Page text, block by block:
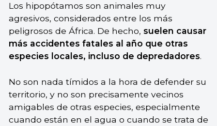
Los hipopótamos son animales muy
agresivos, considerados entre los más
peligrosos de África. De hecho, suelen causar
más accidentes fatales al año que otras
especies locales, incluso de depredadores.
No son nada tímidos a la hora de defender su
territorio, y no son precisamente vecinos
amigables de otras especies, especialmente
cuando están en el agua o cuando se trata de